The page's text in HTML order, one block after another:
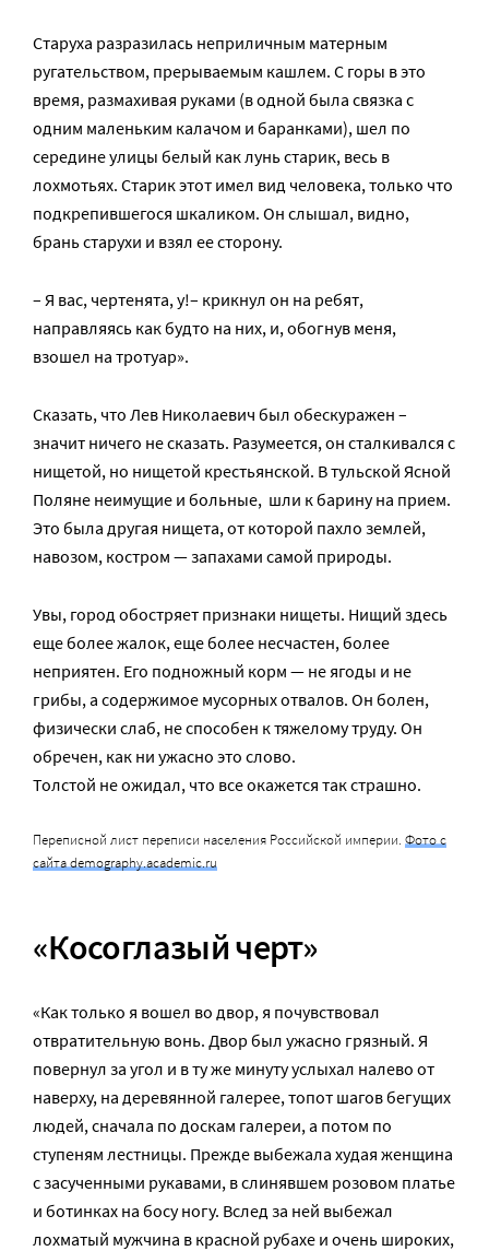
Старуха разразилась неприличным матерным
ругательством, прерываемым кашлем. С горы в это
время, размахивая руками (в одной была связка с
одним маленьким калачом и баранками), шел по
середине улицы белый как лунь старик, весь в
лохмотьях. Старик этот имел вид человека, только что
подкрепившегося шкаликом. Он слышал, видно,
брань старухи и взял ее сторону.
– Я вас, чертенята, у!– крикнул он на ребят,
направляясь как будто на них, и, обогнув меня,
взошел на тротуар».
Сказать, что Лев Николаевич был обескуражен –
значит ничего не сказать. Разумеется, он сталкивался с
нищетой, но нищетой крестьянской. В тульской Ясной
Поляне неимущие и больные, шли к барину на прием.
Это была другая нищета, от которой пахло землей,
навозом, костром — запахами самой природы.
Увы, город обостряет признаки нищеты. Нищий здесь
еще более жалок, еще более несчастен, более
неприятен. Его подножный корм — не ягоды и не
грибы, а содержимое мусорных отвалов. Он болен,
физически слаб, не способен к тяжелому труду. Он
обречен, как ни ужасно это слово.
Толстой не ожидал, что все окажется так страшно.
Переписной лист переписи населения Российской империи. Фото с
сайта demography.academic.ru
«Косоглазый черт»
«Как только я вошел во двор, я почувствовал
отвратительную вонь. Двор был ужасно грязный. Я
повернул за угол и в ту же минуту услыхал налево от
наверху, на деревянной галерее, топот шагов бегущих
людей, сначала по доскам галереи, а потом по
ступеням лестницы. Прежде выбежала худая женщина
с засученными рукавами, в слинявшем розовом платье
и ботинках на босу ногу. Вслед за ней выбежал
лохматый мужчина в красной рубахе и очень широких,